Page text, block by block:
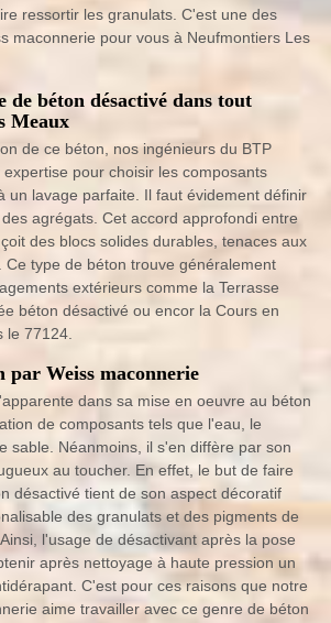
ressortir les granulats. C'est une des
maconnerie pour vous à Neufmontiers Les
de béton désactivé dans tout
Meaux
de ce béton, nos ingénieurs du BTP
expertise pour choisir les composants
un lavage parfaite. Il faut évidement définir
agrégats. Cet accord approfondi entre
des blocs solides durables, tenaces aux
Ce type de béton trouve généralement
extérieurs comme la Terrasse
béton désactivé ou encor la Cours en
le 77124.
par Weiss maconnerie
dans sa mise en oeuvre au béton
de composants tels que l'eau, le
sable. Néanmoins, il s'en diffère par son
au toucher. En effet, le but de faire
désactivé tient de son aspect décoratif
des granulats et des pigments de
l'usage de désactivant après la pose
après nettoyage à haute pression un
C'est pour ces raisons que notre
aime travailler avec ce genre de béton